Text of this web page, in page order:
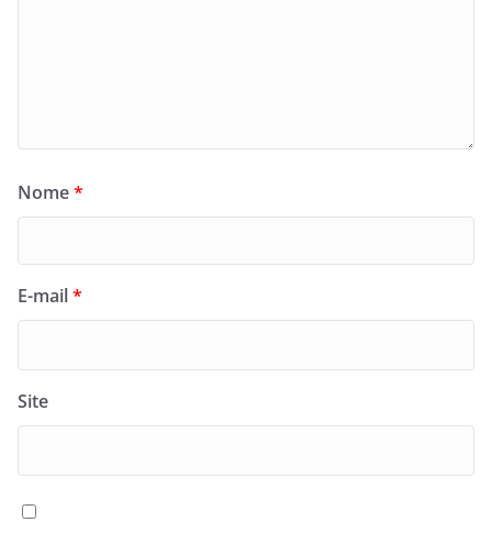
Nome*
E-mail*
Site